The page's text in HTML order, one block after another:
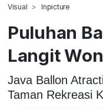
Visual Inpicture
Puluhan
Langit
Java Ballon
Taman Rekreasi